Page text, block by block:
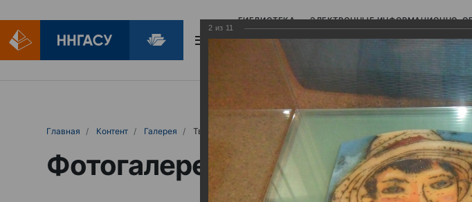
БИБЛИОТЕКА ЭЛЕКТРОННЫЕ ИНФОРМАЦИОННО-
БИБЛИОПОМОЩЬ
Главная Контент Галерея Творческая выставка кафедры дизайн-проектирования и изобразительных искусств
Фотогалерея
2 из 11